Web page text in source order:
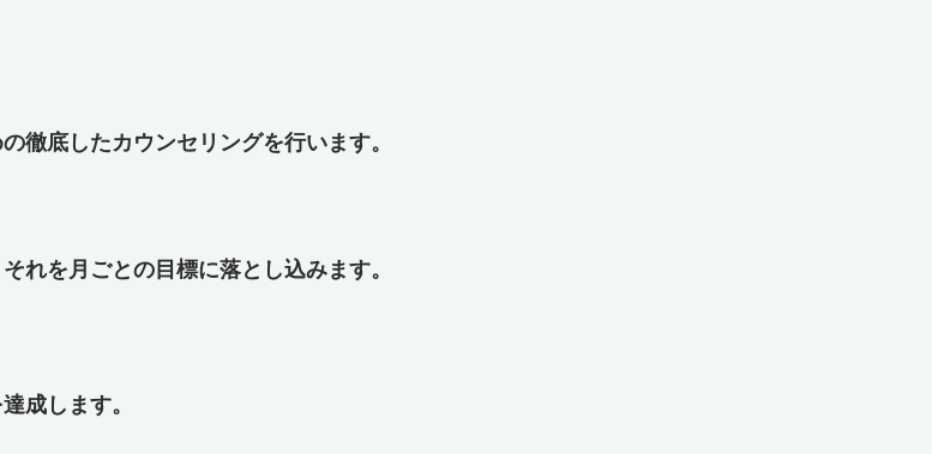
徹底したカウンセリングを行います。
れを月ごとの目標に落とし込みます。
成します。